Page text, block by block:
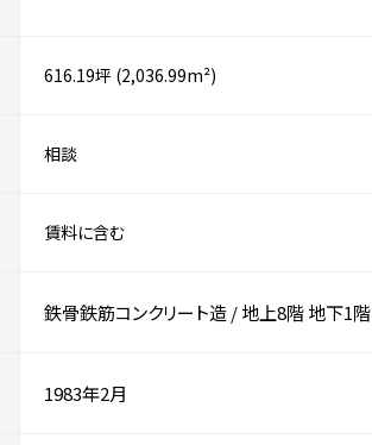
616.19坪 (2,036.99m²)
相談
賃料に含む
鉄骨鉄筋コンクリート造/地上8階地下1階
1983年2月